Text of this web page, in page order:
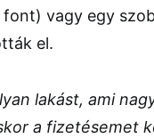
vagy egy
el.
lakást, ami
a fizetésemet